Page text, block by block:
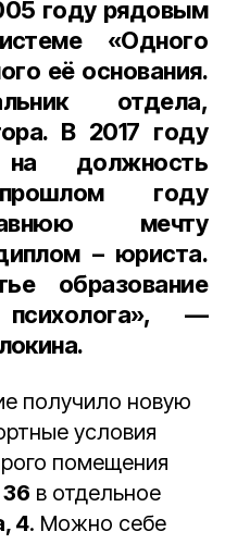
году рядовым
«Одного
её основания.
отдела,
В 2017 году
должность
году
мечту
– юриста.
образование
—
получило новую
условия
помещения
в отдельное
4. Можно себе